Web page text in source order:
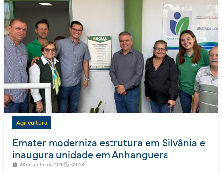
Agricultura
Emater moderniza estrutura em Silvânia e
inaugura unidade em Anhanguera
23 de junho de 2026 09:48